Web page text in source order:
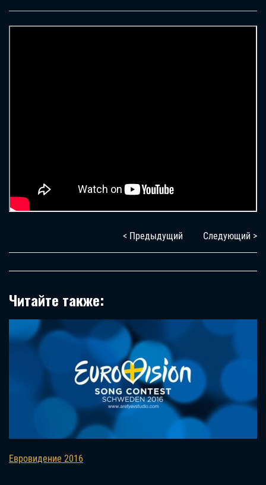
< Предыдущий Следующий >
Читайте также:
Евровидение 2016